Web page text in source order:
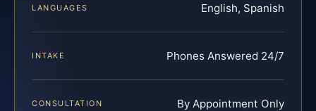
LANGUAGES English, Spanish
INTAKE Phones Answered 24/7
CONSULTATION By Appointment Only